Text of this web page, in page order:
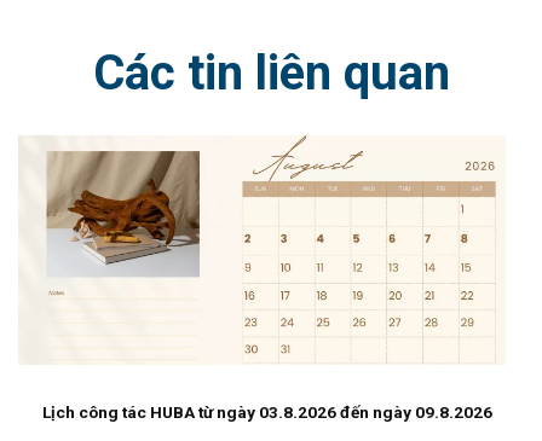
Các tin liên quan
Lịch công tác HUBA từ ngày 03.8.2026 đến ngày 09.8.2026